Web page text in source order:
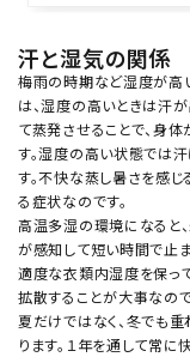
汗と湿気の関係
梅雨の時期など湿度が高
は、湿度の高いときは汗
て蒸発させることで、身
す。湿度の高い状態では
す。不快な蒸し暑さを感
る症状なのです。
高温多湿の環境になると
が感知して短い時間で止
適度な衣類内湿度を保っ
拡散することが大事なので
夏だけではなく、冬でも
ります。１年を通して常